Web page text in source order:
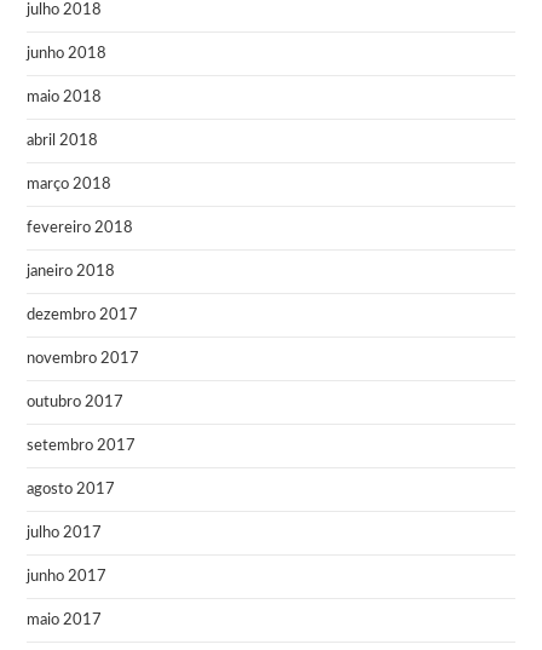
julho 2018
junho 2018
maio 2018
abril 2018
março 2018
fevereiro 2018
janeiro 2018
dezembro 2017
novembro 2017
outubro 2017
setembro 2017
agosto 2017
julho 2017
junho 2017
maio 2017